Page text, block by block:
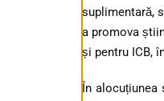
suplimentară,
a promova
și pentru ICB,
În alocuțiunea